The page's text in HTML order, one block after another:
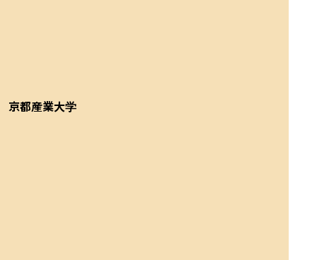
京都産業大学